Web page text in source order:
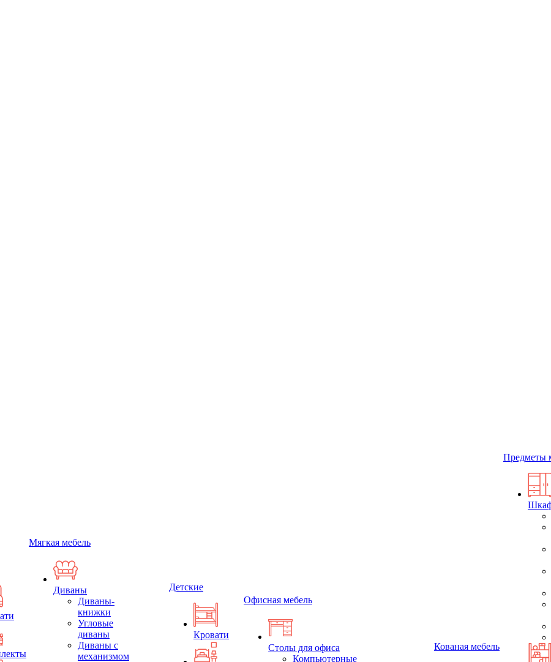
Мягкая мебель
Диваны
Диваны-
книжки
Угловые
диваны
Диваны с
механизмом
Детские
Кровати
Офисная мебель
Столы для офиса
Компьютерные
Кованая мебель
Предметы